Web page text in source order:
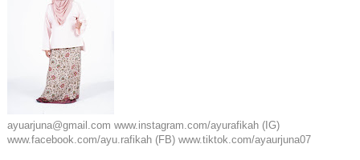
ayuarjuna@gmail.com www.instagram.com/ayurafikah (IG)
www.facebook.com/ayu.rafikah (FB) www.tiktok.com/ayaurjuna07